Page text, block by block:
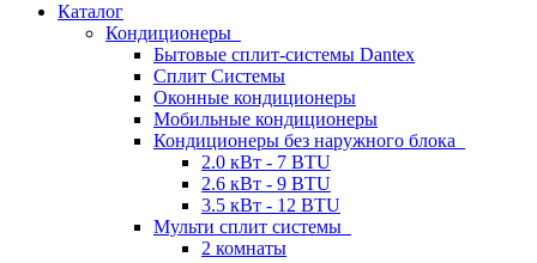
Каталог
Кондиционеры
Бытовые сплит-системы Dantex
Сплит Системы
Оконные кондиционеры
Мобильные кондиционеры
Кондиционеры без наружного блока
2.0 кВт - 7 BTU
2.6 кВт - 9 BTU
3.5 кВт - 12 BTU
Мульти сплит системы
2 комнаты